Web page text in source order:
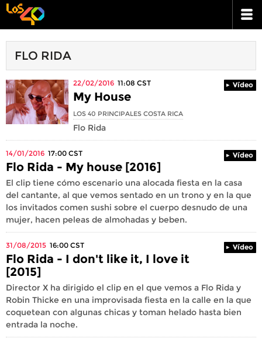
FLO RIDA
22/02/2016 11:08 CST Vídeo
My House
LOS 40 PRINCIPALES COSTA RICA
Flo Rida
14/01/2016 17:00 CST Vídeo
Flo Rida - My house [2016]
El clip tiene cómo escenario una alocada fiesta en la casa
del cantante, al que vemos sentado en un trono y en la que
los invitados comen sushi sobre el cuerpo desnudo de una
mujer, hacen peleas de almohadas y beben.
31/08/2015 16:00 CST Vídeo
Flo Rida - I don't like it, I love it
[2015]
Director X ha dirigido el clip en el que vemos a Flo Rida y
Robin Thicke en una improvisada fiesta en la calle en la que
coquetean con algunas chicas y toman helado hasta bien
entrada la noche.